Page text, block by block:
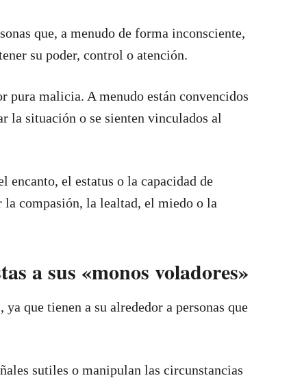
que, a menudo de forma inconsciente,
su poder, control o atención.
pura malicia. A menudo están convencidos
la situación o se sienten vinculados al
encanto, el estatus o la capacidad de
la compasión, la lealtad, el miedo o la
a sus «monos voladores»
que tienen a su alrededor a personas que
sutiles o manipulan las circunstancias